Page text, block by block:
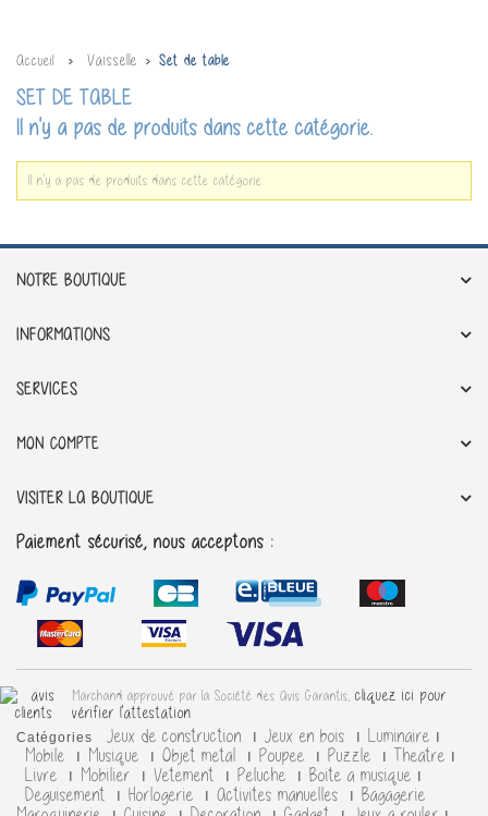
Accueil Vaisselle Set de table
SET DE TABLE
Il n'y a pas de produits dans cette catégorie.
Il n'y a pas de produits dans cette catégorie.
NOTRE BOUTIQUE
INFORMATIONS
SERVICES
MON COMPTE
VISITER LA BOUTIQUE
Paiement sécurisé, nous acceptons :
Marchand approuvé par la Société des Avis Garantis, cliquez ici pour
vérifier l'attestation
Catégories
Jeux de construction Jeux en bois
Luminaire
Mobile
Musique Objet metal Poupee Puzzle
Theatre
Livre
Mobilier Vetement Peluche
Boite a musique
Deguisement
Horlogerie Activites manuelles
Bagagerie